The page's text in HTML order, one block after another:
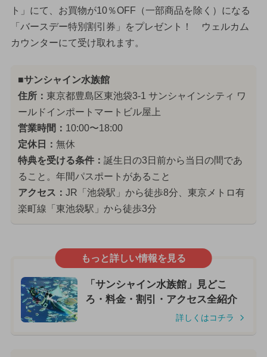
ト」にて、お買物が10％OFF（一部商品を除く）になる
「バースデー特別割引券」をプレゼント！ ウェルカム
カウンターにて受け取れます。
■サンシャイン水族館
住所： 東京都豊島区東池袋3-1 サンシャインシティ ワ
ールドインポートマートビル屋上
営業時間： 10:00〜18:00
定休日： 無休
特典を受ける条件： 誕生日の3日前から当日の間であ
ること。年間パスポートがあること
アクセス： JR「池袋駅」から徒歩8分、東京メトロ有
楽町線「東池袋駅」から徒歩3分
もっと詳しい情報を見る
「サンシャイン水族館」見どこ
ろ・料金・割引・アクセス全紹介
詳しくはコチラ